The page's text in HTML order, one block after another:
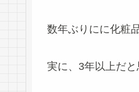
数年ぶりにに化粧
実に、3年以上だと